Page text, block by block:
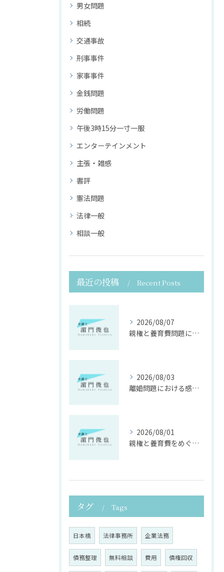
男女問題
相続
交通事故
刑事事件
家事事件
金銭問題
労働問題
午後3時15分一寸一服
エンターテインメント
主張・雑感
書評
憲法問題
法律一般
相談一般
最近の投稿 Recent Posts
2026/08/07
親権と養育費問題に寄り添う法律支援
2026/08/03
離婚問題における感情面に配慮した誠実な法律サポート
2026/08/01
親権と養育費をめぐる法律支援の重要性
タグ Tags
日本橋 法律事務所 企業法務
債務整理 無料相談 費用 債権回収